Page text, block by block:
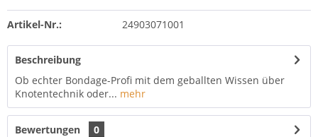
Artikel-Nr.: 24903071001
Beschreibung
Ob echter Bondage-Profi mit dem geballten Wissen über
Knotentechnik oder... mehr
Bewertungen
0